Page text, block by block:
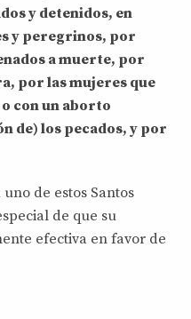
y detenidos, en
y peregrinos, por
a muerte, por
por las mujeres que
con un aborto
de) los pecados, y por
de estos Santos
de que su
efectiva en favor de